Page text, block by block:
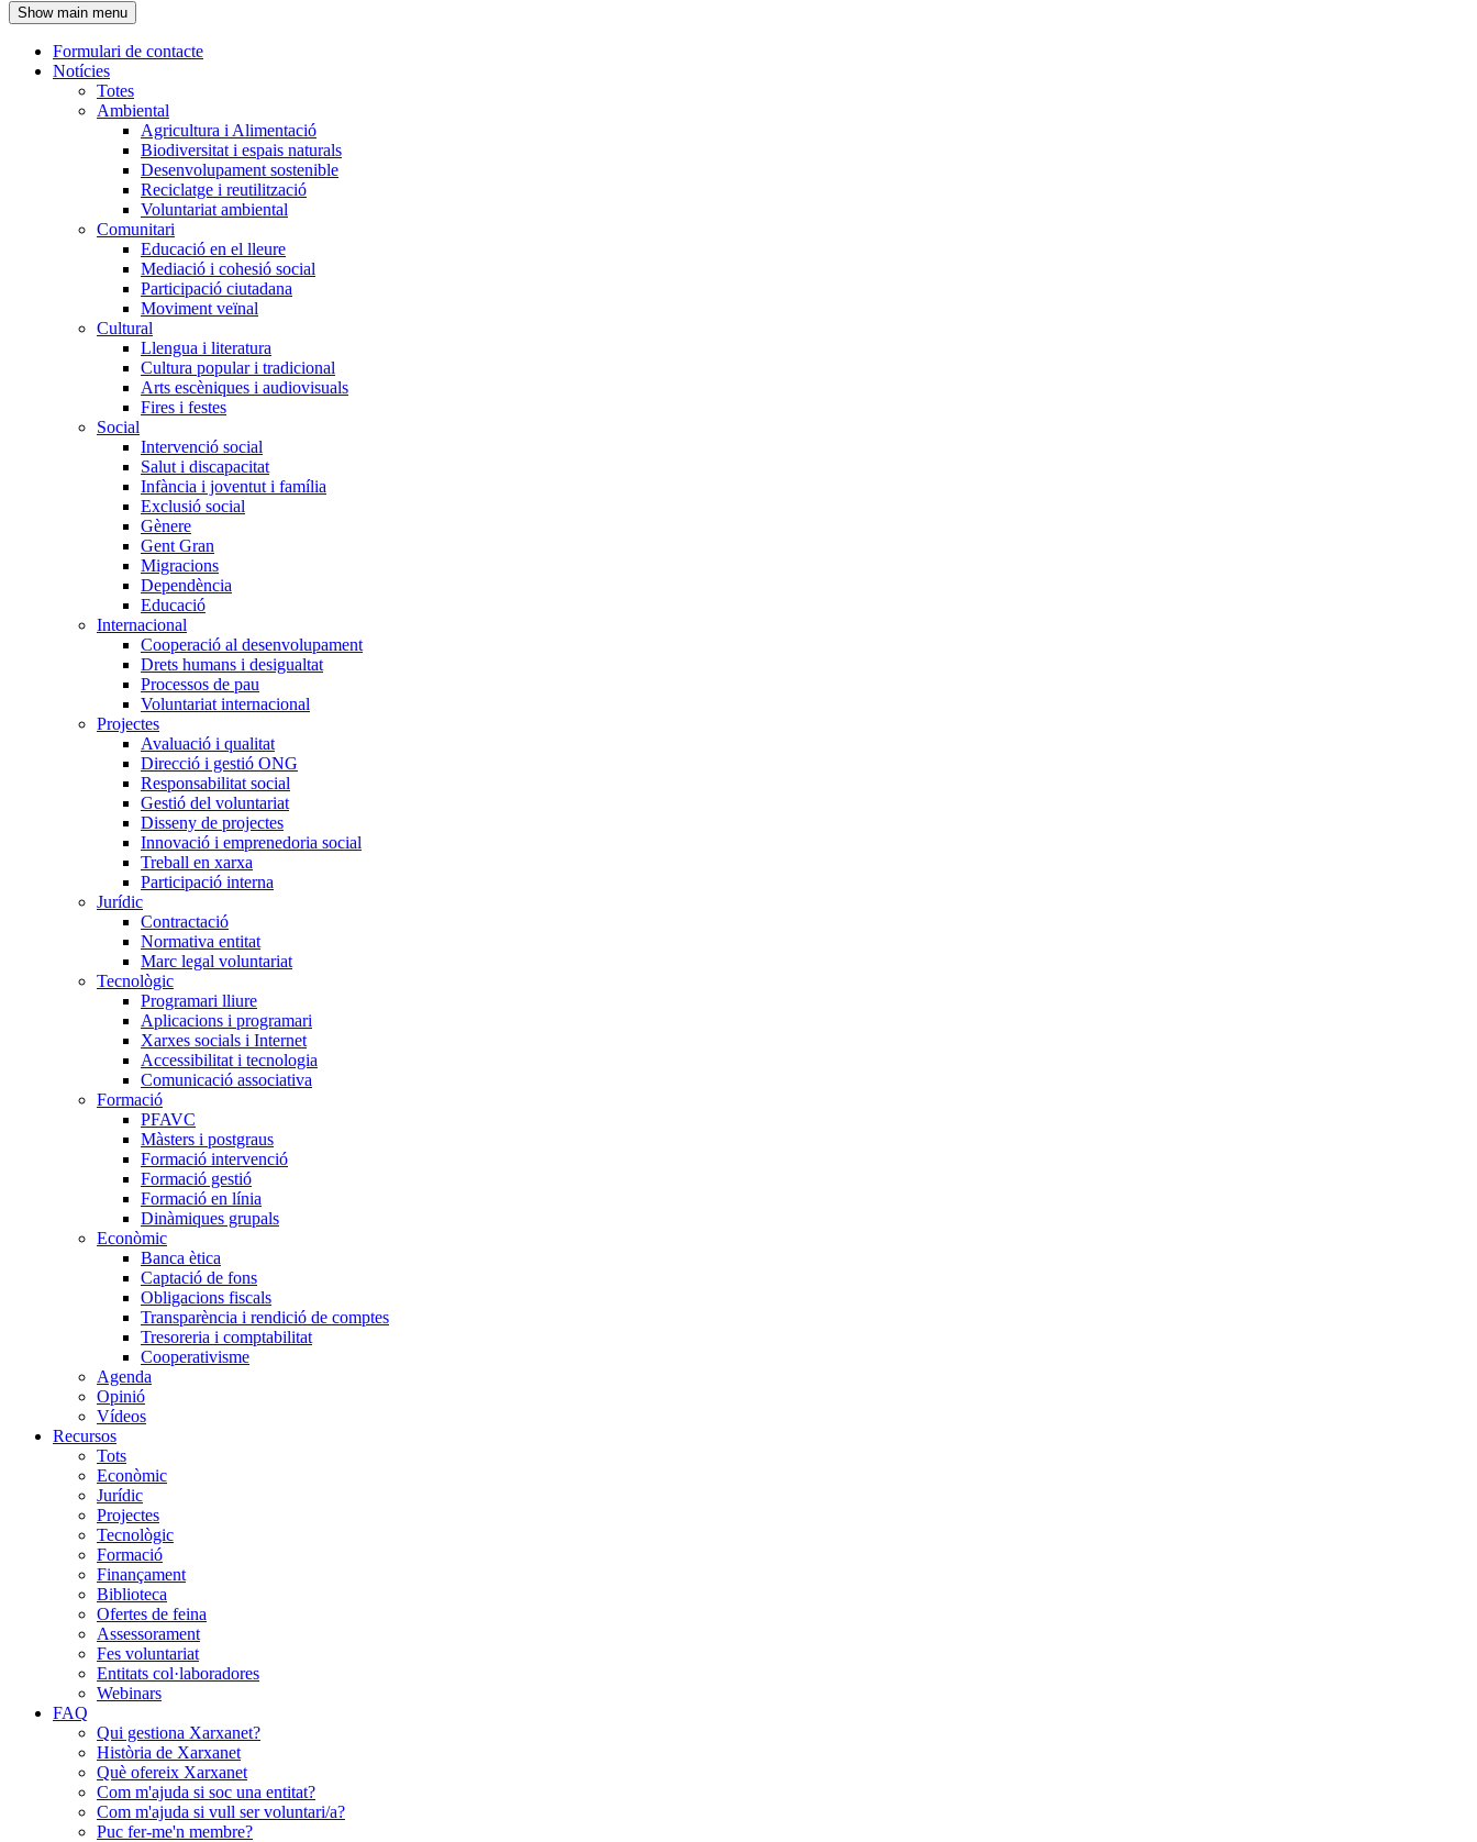
l'encapçalament
Show main menu
Navegació
principal
Formulari de contacte
Notícies
Totes
Ambiental
Agricultura i Alimentació
Biodiversitat i espais naturals
Desenvolupament sostenible
Reciclatge i reutilització
Voluntariat ambiental
Comunitari
Educació en el lleure
Mediació i cohesió social
Participació ciutadana
Moviment veïnal
Cultural
Llengua i literatura
Cultura popular i tradicional
Arts escèniques i audiovisuals
Fires i festes
Social
Intervenció social
Salut i discapacitat
Infància i joventut i família
Exclusió social
Gènere
Gent Gran
Migracions
Dependència
Educació
Internacional
Cooperació al desenvolupament
Drets humans i desigualtat
Processos de pau
Voluntariat internacional
Projectes
Avaluació i qualitat
Direcció i gestió ONG
Responsabilitat social
Gestió del voluntariat
Disseny de projectes
Innovació i emprenedoria social
Treball en xarxa
Participació interna
Jurídic
Contractació
Normativa entitat
Marc legal voluntariat
Tecnològic
Programari lliure
Aplicacions i programari
Xarxes socials i Internet
Accessibilitat i tecnologia
Comunicació associativa
Formació
PFAVC
Màsters i postgraus
Formació intervenció
Formació gestió
Formació en línia
Dinàmiques grupals
Econòmic
Banca ètica
Captació de fons
Obligacions fiscals
Transparència i rendició de comptes
Tresoreria i comptabilitat
Cooperativisme
Agenda
Opinió
Vídeos
Recursos
Tots
Econòmic
Jurídic
Projectes
Tecnològic
Formació
Finançament
Biblioteca
Ofertes de feina
Assessorament
Fes voluntariat
Entitats col·laboradores
Webinars
FAQ
Qui gestiona Xarxanet?
Història de Xarxanet
Què ofereix Xarxanet
Com m'ajuda si soc una entitat?
Com m'ajuda si vull ser voluntari/a?
Puc fer-me'n membre?